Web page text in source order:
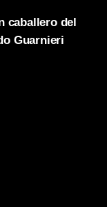
caballero del
Guarnieri